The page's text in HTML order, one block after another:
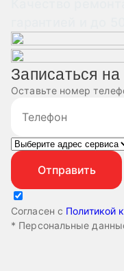
Записаться
Оставьте номер
Согласен с Политикой
* Персональные